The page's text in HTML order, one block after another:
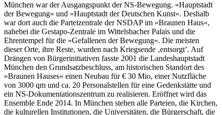
München war der Ausgangspunkt der NS-Bewegung. »Hauptstadt
der Bewegung« und »Hauptstadt der Deutschen Kunst«. Deshalb
war dort auch die Parteizentrale der NSDAP im »Braunen Haus«,
nahebei die Gestapo-Zentrale im Wittelsbacher Palais und die
Ehrentempel für die »Gefallenen der Bewegung«. Die meisten
dieser Orte, ihre Reste, wurden nach Kriegsende ‚entsorgt’. Auf
Drängen von Bürgerinitiativen fasste 2001 die Landeshauptstadt
München den Grundsatzbeschluss, am historischen Standort des
»Braunen Hauses« einen Neubau für € 30 Mio, einer Nutzfläche
von 3000 qm und ca. 20 Personalstellen für eine Gedenkstätte und
ein NS-Dokumentationszentrum zu realisieren. Eröffnet wird das
Ensemble Ende 2014. In München stehen alle Parteien, die Kirchen,
die kulturellen Institutionen, die Universitäten, die Bürgerschaft, die